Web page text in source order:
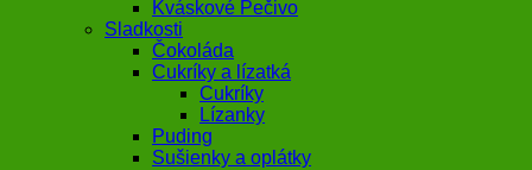
Kváskové Pečivo
Sladkosti
Čokoláda
Cukríky a lízatká
Cukríky
Lízanky
Puding
Sušienky a oplátky